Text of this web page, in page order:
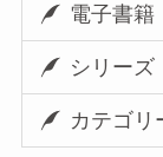
電子書籍
シリーズ
カテゴリ